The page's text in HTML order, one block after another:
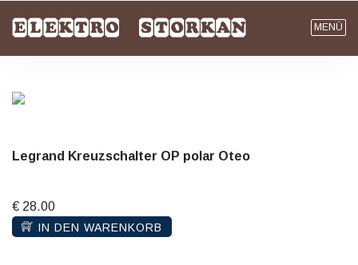
MENÜ
Legrand Kreuzschalter OP polar Oteo
€ 28.00
IN DEN WARENKORB